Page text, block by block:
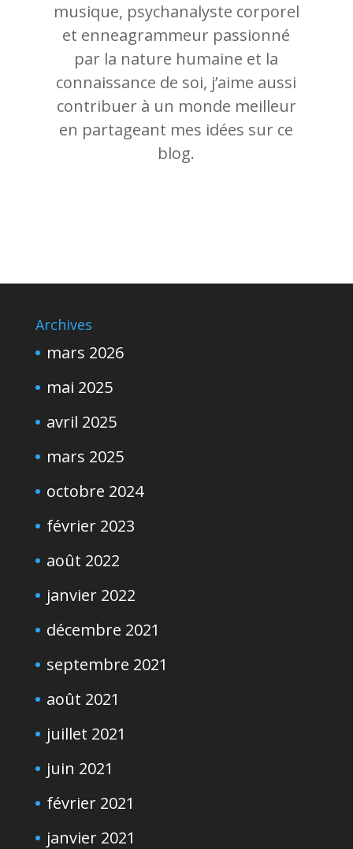
musique, psychanalyste corporel
et enneagrammeur passionné
par la nature humaine et la
connaissance de soi, j’aime aussi
contribuer à un monde meilleur
en partageant mes idées sur ce
blog.
Archives
mars 2026
mai 2025
avril 2025
mars 2025
octobre 2024
février 2023
août 2022
janvier 2022
décembre 2021
septembre 2021
août 2021
juillet 2021
juin 2021
février 2021
janvier 2021